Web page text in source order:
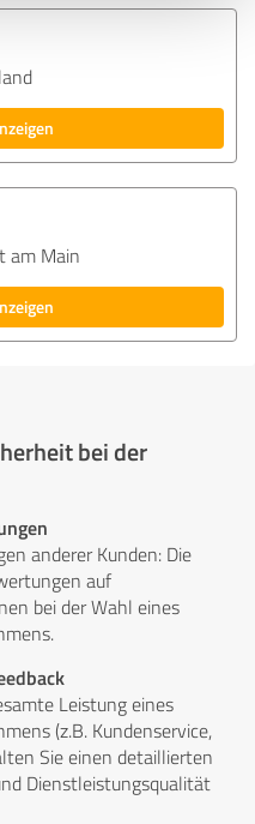
am Main
bei der
anderer Kunden: Die
auf
bei der Wahl eines
Leistung eines
(z.B. Kundenservice,
Sie einen detaillierten
Dienstleistungsqualität